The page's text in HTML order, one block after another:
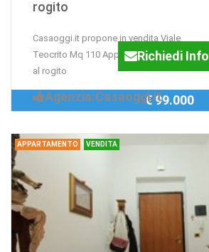
rogito
Casaoggi.it propone in vendita Viale
Teocrito Mq 110 Appartamento Libero
al rogito
Richiedi Info
Agenzia:Casaoggi.it€ 99.000
APPARTAMENTO VENDITA